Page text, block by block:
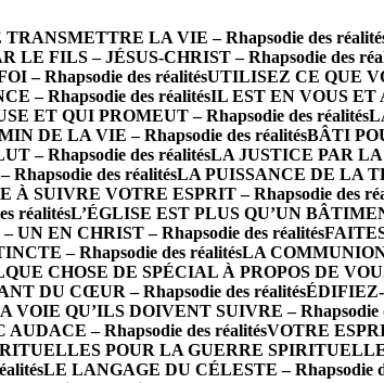
LA VIE – Rhapsodie des
LE FILS – JÉSUS-CHRIST – Rhapsodie des
– Rhapsodie des réalitésUTILISEZ CE QUE
– Rhapsodie des réalitésIL EST EN VOUS ET
ET QUI PROMEUT – Rhapsodie des réalités
DE LA VIE – Rhapsodie des réalitésBÂTI
– Rhapsodie des réalitésLA JUSTICE PAR LA
des réalitésLA PUISSANCE DE LA
SUIVRE VOTRE ESPRIT – Rhapsodie des
réalitésL’ÉGLISE EST PLUS QU’UN
UN EN CHRIST – Rhapsodie des réalités
– Rhapsodie des réalitésLA
CHOSE DE SPÉCIAL À PROPOS DE
DU CŒUR – Rhapsodie des réalitésÉDIFIEZ-
VOIE QU’ILS DOIVENT SUIVRE – Rhapsodie
– Rhapsodie des réalitésVOTRE
POUR LA GUERRE SPIRITUELLE
LE LANGAGE DU CÉLESTE – Rhapsodie